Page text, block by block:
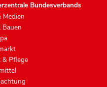
Bundesverbands
Medien
Bauen
& Pflege